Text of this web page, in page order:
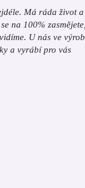
Má ráda život a
na 100%
U nás ve
a vyrábí pro vás